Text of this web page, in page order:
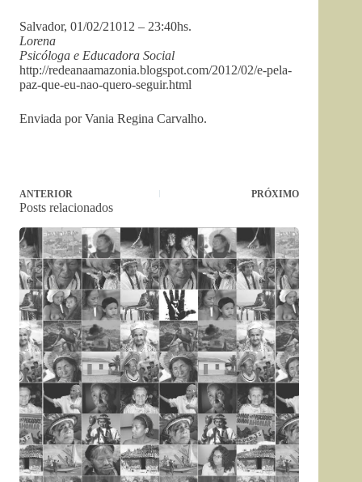
Salvador, 01/02/21012 – 23:40hs.
Lorena
Psicóloga e Educadora Social
http://redeanaamazonia.blogspot.com/2012/02/e-pela-
paz-que-eu-nao-quero-seguir.html
Enviada por Vania Regina Carvalho.
ANTERIOR PRÓXIMO
Posts relacionados